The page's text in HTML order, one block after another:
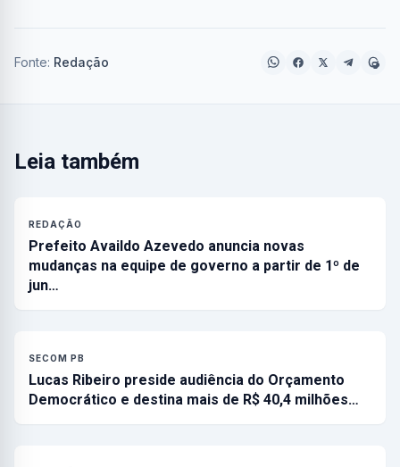
Fonte: Redação
Leia também
REDAÇÃO
Prefeito Availdo Azevedo anuncia novas
mudanças na equipe de governo a partir de 1º de
jun…
SECOM PB
Lucas Ribeiro preside audiência do Orçamento
Democrático e destina mais de R$ 40,4 milhões…